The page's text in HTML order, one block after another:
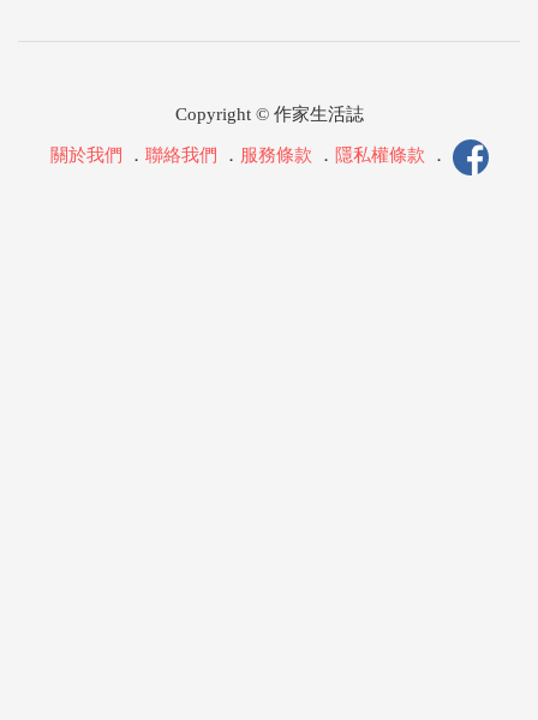
Copyright © 作家生活誌
關於我們 ． 聯絡我們 ． 服務條款 ． 隱私權條款 ．